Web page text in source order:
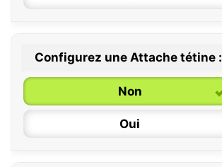
0 / 6 mois
6 / 36 mois
Configurez une Attache tétine :
Non
Oui